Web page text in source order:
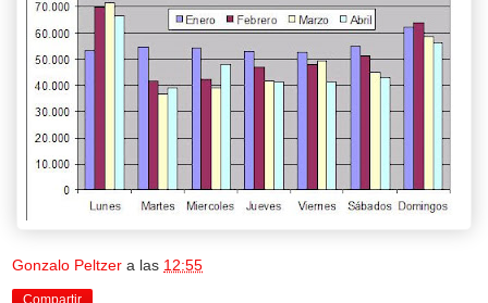
Gonzalo Peltzer a las 12:55